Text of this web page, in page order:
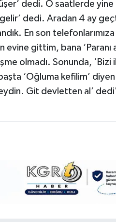
dedi. O saatlerde
dedi. Aradan 4 ay
En son
evine gittim, bana ‘Paranı
olmadı. Sonunda, ‘Bizi
‘Oğluma kefilim’ diyen
Git devletten al’